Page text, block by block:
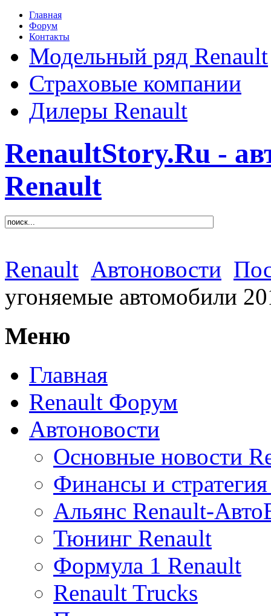
Главная
Форум
Контакты
Модельный ряд Renault
Страховые компании
Дилеры Renault
RenaultStory.Ru -
Renault
Renault Автоновости
угоняемые автомобили
Меню
Главная
Renault Форум
Автоновости
Основные новости
Финансы и
Альянс Renault-
Тюнинг Renault
Формула 1 Renault
Renault Trucks